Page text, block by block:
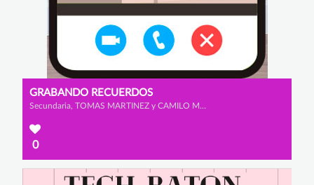
GRABANDO RECUERDOS
Secundaria, TOMAS MARTINEZ y CAMILO MUNEVAR
0